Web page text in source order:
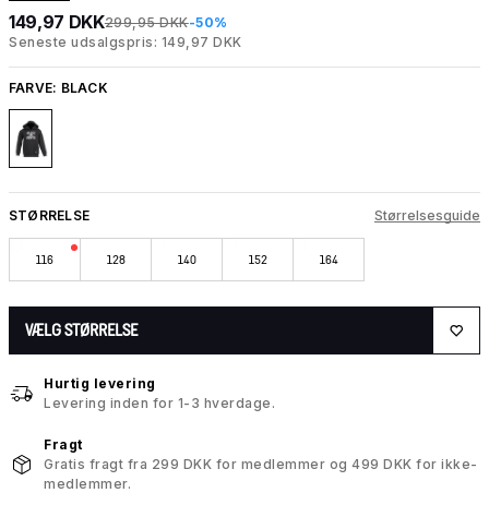
149,97 DKK299,95 DKK-50%
Seneste udsalgspris: 149,97 DKK
FARVE: BLACK
STØRRELSE Størrelsesguide
116 128 140 152 164
VÆLG STØRRELSE
Hurtig levering
Levering inden for 1-3 hverdage.
Fragt
Gratis fragt fra 299 DKK for medlemmer og 499 DKK for ikke-
medlemmer.